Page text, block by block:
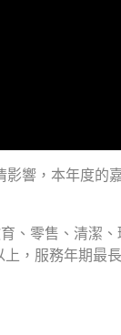
響，本年度的
、零售、清潔
，服務年期最